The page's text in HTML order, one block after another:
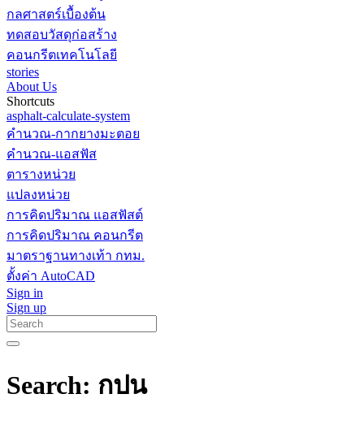
กลศาสตร์เบื้องต้น
ทดสอบวัสดุก่อสร้าง
คอนกรีตเทคโนโลยี
stories
About Us
Shortcuts
asphalt-calculate-system
คำนวณ-กากยางมะตอย
คำนวณ-แอสฟัส
ตารางหน่วย
แปลงหน่วย
การคิดปริมาณ แอสฟัสต์
การคิดปริมาณ คอนกรีต
มาตราฐานทางเท้า กทม.
ตั้งค่า AutoCAD
Sign in
Sign up
Search: กปน